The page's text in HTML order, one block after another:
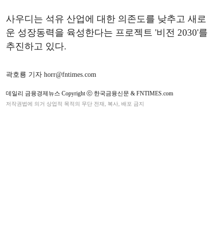
사우디는 석유 산업에 대한 의존도를 낮추고 새로
운 성장동력을 육성한다는 프로젝트 '비전 2030'를
추진하고 있다.
곽호룡 기자 horr@fntimes.com
데일리 금융경제뉴스 Copyright ⓒ 한국금융신문 & FNTIMES.com
저작권법에 의거 상업적 목적의 무단 전재, 복사, 배포 금지